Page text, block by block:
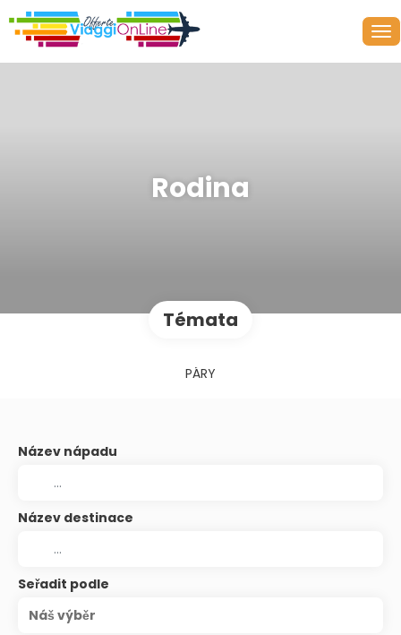
Rodina
Témata
PÁRY
Název nápadu
Název destinace
Seřadit podle
Náš výběr